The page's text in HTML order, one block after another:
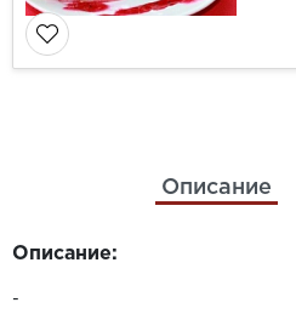
Описание
Описание:
-